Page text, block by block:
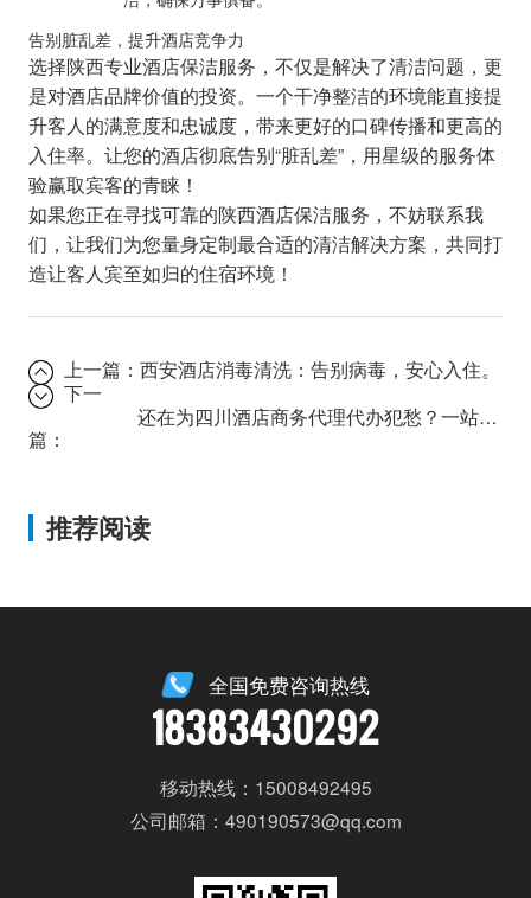
告别脏乱差，提升酒店竞争力
选择陕西专业酒店保洁服务，不仅是解决了清洁问题，更
是对酒店品牌价值的投资。一个干净整洁的环境能直接提
升客人的满意度和忠诚度，带来更好的口碑传播和更高的
入住率。让您的酒店彻底告别“脏乱差”，用星级的服务体
验赢取宾客的青睐！
如果您正在寻找可靠的陕西酒店保洁服务，不妨联系我
们，让我们为您量身定制最合适的清洁解决方案，共同打
造让客人宾至如归的住宿环境！
上一篇：西安酒店消毒清洗：告别病毒，安心入住。
下一
篇：
还在为四川酒店商务代理代办犯愁？一站式服务让您省心省力！
推荐阅读
全国免费咨询热线
18383430292
移动热线：15008492495
公司邮箱：490190573@qq.com